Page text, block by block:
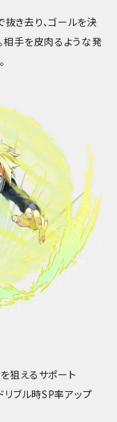
き去り、ゴールを決
相手を皮肉るような発
狙えるサポート
ブル時SP率アップ